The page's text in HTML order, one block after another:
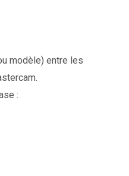
modèle) entre les
: